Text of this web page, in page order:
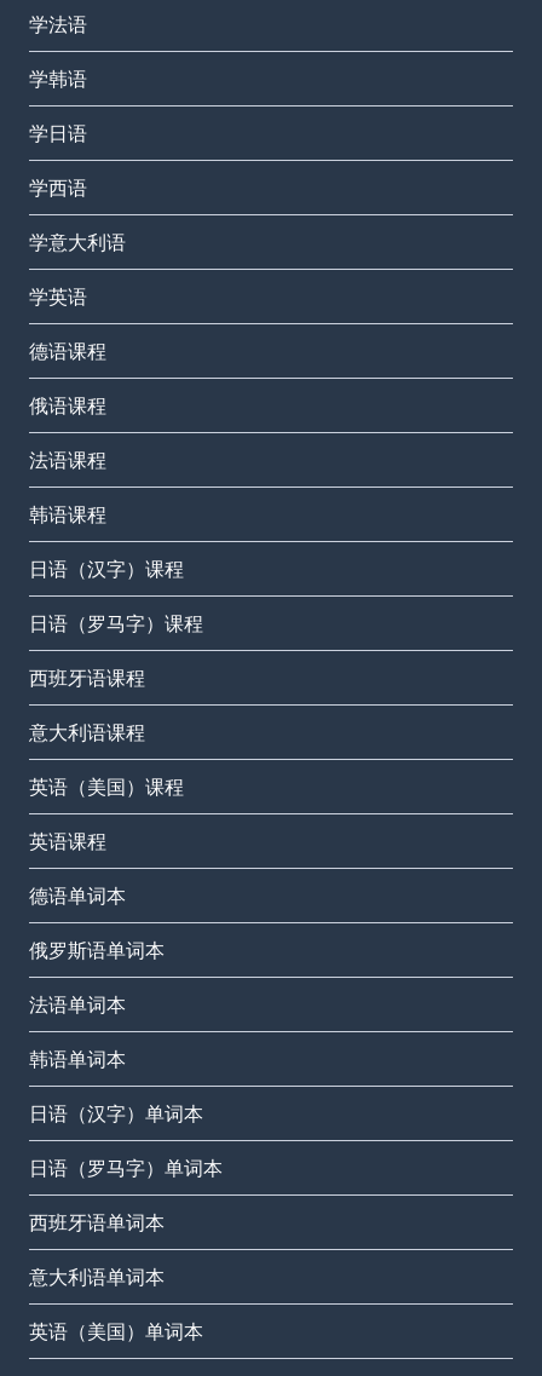
学法语
学韩语
学日语
学西语
学意大利语
学英语
德语课程
俄语课程
法语课程
韩语课程
日语（汉字）课程
日语（罗马字）课程
西班牙语课程
意大利语课程
英语（美国）课程
英语课程
德语单词本
俄罗斯语单词本
法语单词本
韩语单词本
日语（汉字）单词本
日语（罗马字）单词本
西班牙语单词本
意大利语单词本
英语（美国）单词本